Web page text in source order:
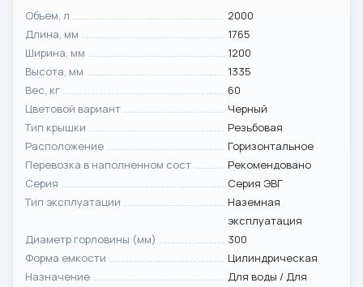
Объем, л
2000
Длина, мм
1765
Ширина, мм
1200
Высота, мм
1335
Вес, кг
60
Цветовой вариант
Черный
Тип крышки
Резьбовая
Расположение
Горизонтальное
Перевозка в наполненном сост
Рекомендовано
Серия
Серия ЭВГ
Тип эксплуатации
Наземная
эксплуатация
Диаметр горловины (мм)
300
Форма емкости
Цилиндрическая
Назначение
Для воды / Для